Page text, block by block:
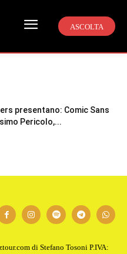
ASCOLTA
presentano: Comic Sans
Pericolo,...
di Stefano Tosoni P.IVA: